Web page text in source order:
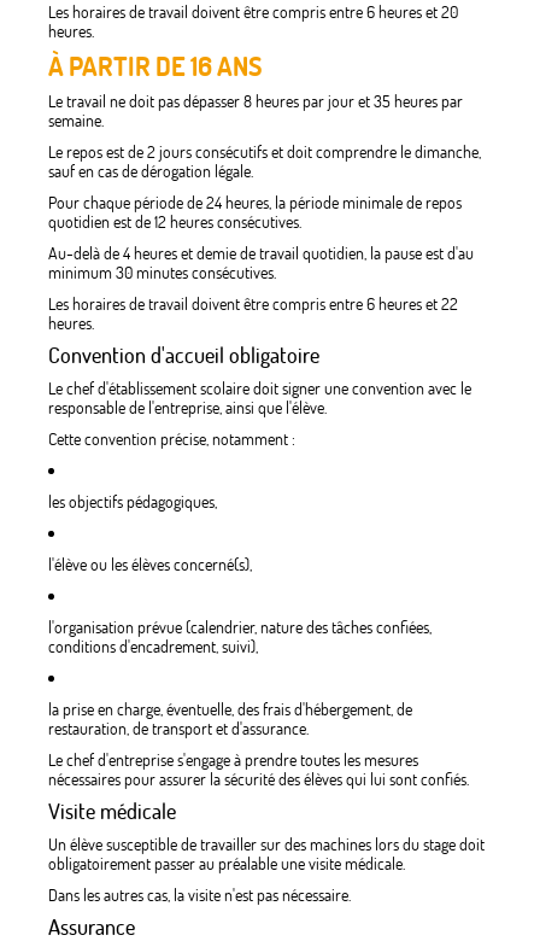
Les horaires de travail doivent être compris entre 6 heures et 20
heures.
À PARTIR DE 16 ANS
Le travail ne doit pas dépasser 8 heures par jour et 35 heures par
semaine.
Le repos est de 2 jours consécutifs et doit comprendre le dimanche,
sauf en cas de dérogation légale.
Pour chaque période de 24 heures, la période minimale de repos
quotidien est de 12 heures consécutives.
Au-delà de 4 heures et demie de travail quotidien, la pause est d'au
minimum 30 minutes consécutives.
Les horaires de travail doivent être compris entre 6 heures et 22
heures.
Convention d'accueil obligatoire
Le chef d'établissement scolaire doit signer une convention avec le
responsable de l'entreprise, ainsi que l'élève.
Cette convention précise, notamment :
les objectifs pédagogiques,
l'élève ou les élèves concerné(s),
l'organisation prévue (calendrier, nature des tâches confiées,
conditions d'encadrement, suivi),
la prise en charge, éventuelle, des frais d'hébergement, de
restauration, de transport et d'assurance.
Le chef d'entreprise s'engage à prendre toutes les mesures
nécessaires pour assurer la sécurité des élèves qui lui sont confiés.
Visite médicale
Un élève susceptible de travailler sur des machines lors du stage doit
obligatoirement passer au préalable une visite médicale.
Dans les autres cas, la visite n'est pas nécessaire.
Assurance